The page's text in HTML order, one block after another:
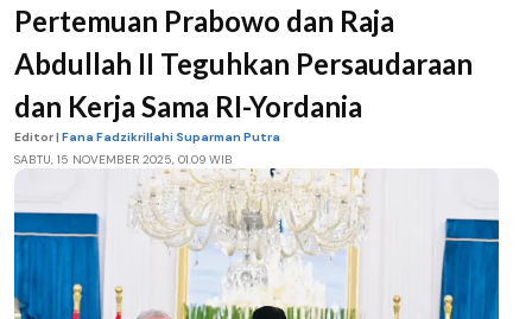
Pertemuan Prabowo dan Raja
Abdullah II Teguhkan Persaudaraan
dan Kerja Sama RI-Yordania
Editor | Fana Fadzikrillahi Suparman Putra
SABTU, 15 NOVEMBER 2025, 01.09 WIB